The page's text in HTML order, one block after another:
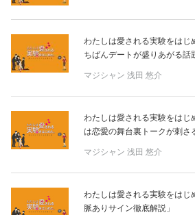
わたしは愛される実験をはじ
ちばんデートが盛りあがる話
マジシャン 浅田 悠介
わたしは愛される実験をはじ
は恋愛の舞台裏トークが刺さ
マジシャン 浅田 悠介
わたしは愛される実験をはじ
脈ありサイン徹底解説」